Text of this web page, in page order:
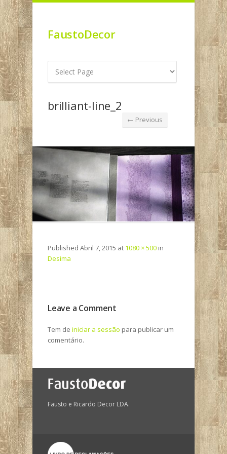
FaustoDecor
brilliant-line_2
← Previous
Published Abril 7, 2015 at 1080 × 500 in
Desima
Leave a Comment
Tem de iniciar a sessão para publicar um
comentário.
Fausto e Ricardo Decor LDA.